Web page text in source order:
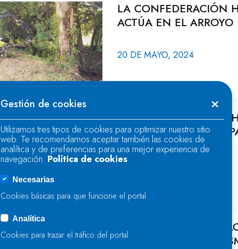
LA CONFEDERACIÓN
ACTÚA EN EL
20 DE MAYO, 2024
LA CONFEDERACIÓN
CONSERVA EL RÍO
17 DE MAYO, 2024
LA CH CANTÁBRICO
EL REGO VAL DE
Gestión de cookies
Utilizamos tres tipos de cookies para optimizar nuestro sitio
web. Te recomendamos aceptar también las cookies de
analítica y de preferencias para una mejor experiencia de
navegación. Política de cookies
Necesarias
Cookies básicas para que funcione el portal
Analítica
Cookies para trazar el tráfico del portal